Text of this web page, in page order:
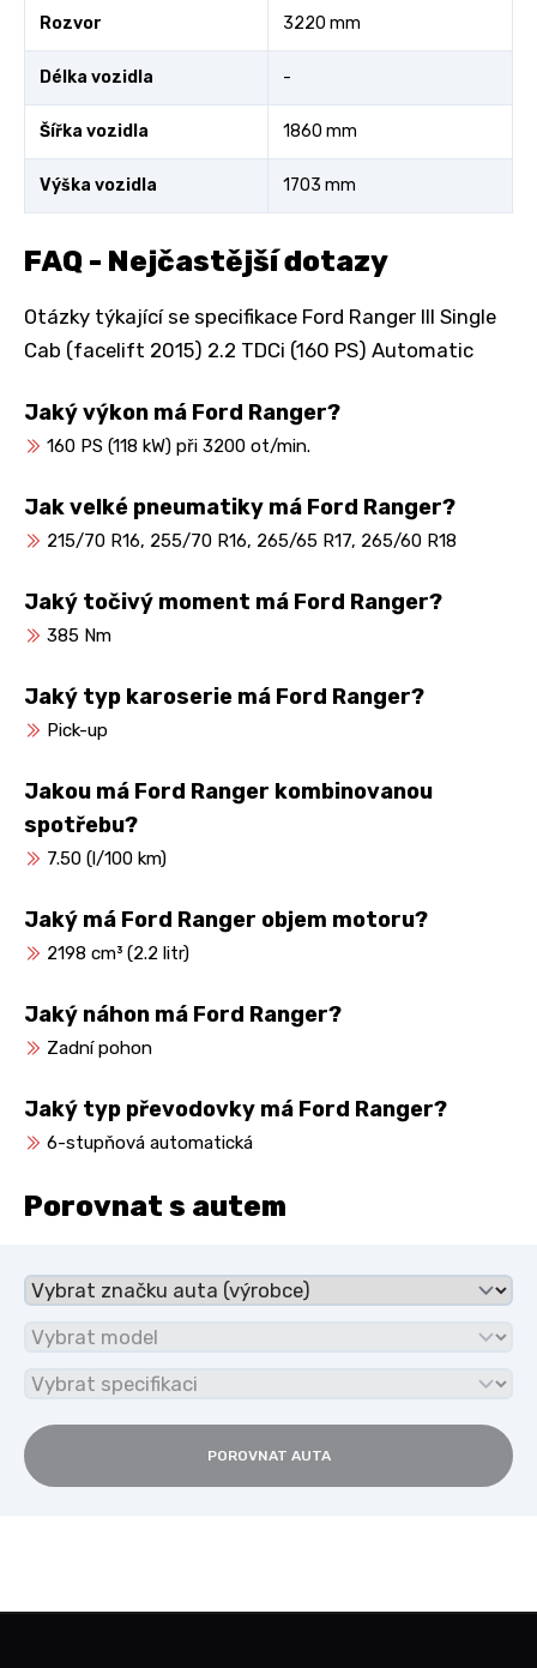
Rozvor 3220 mm
Délka vozidla -
Šířka vozidla 1860 mm
Výška vozidla 1703 mm
FAQ - Nejčastější dotazy
Otázky týkající se specifikace Ford Ranger III Single
Cab (facelift 2015) 2.2 TDCi (160 PS) Automatic
Jaký výkon má Ford Ranger?
160 PS (118 kW) při 3200 ot/min.
Jak velké pneumatiky má Ford Ranger?
215/70 R16, 255/70 R16, 265/65 R17, 265/60 R18
Jaký točivý moment má Ford Ranger?
385 Nm
Jaký typ karoserie má Ford Ranger?
Pick-up
Jakou má Ford Ranger kombinovanou
spotřebu?
7.50 (l/100 km)
Jaký má Ford Ranger objem motoru?
2198 cm³ (2.2 litr)
Jaký náhon má Ford Ranger?
Zadní pohon
Jaký typ převodovky má Ford Ranger?
6-stupňová automatická
Porovnat s autem
POROVNAT AUTA